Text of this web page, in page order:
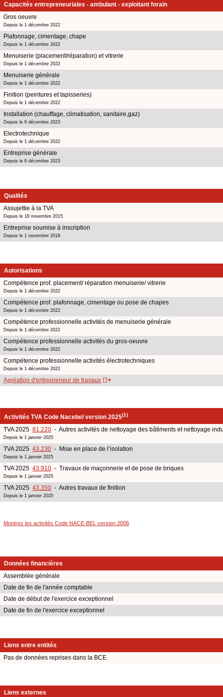
Capacités entrepreneuriales - ambulant - exploitant forain
Gros oeuvre
Depuis le 1 décembre 2022
Plafonnage, cimentage, chape
Depuis le 1 décembre 2022
Menuiserie (placement/réparation) et vitrerie
Depuis le 1 décembre 2022
Menuiserie générale
Depuis le 1 décembre 2022
Finition (peintures et tapisseries)
Depuis le 1 décembre 2022
Installation (chauffage, climatisation, sanitaire,gaz)
Depuis le 6 décembre 2023
Electrotechnique
Depuis le 1 décembre 2022
Entreprise générale
Depuis le 6 décembre 2023
Qualités
Assujettie à la TVA
Depuis le 18 novembre 2015
Entreprise soumise à inscription
Depuis le 1 novembre 2018
Autorisations
Compétence prof. placement/ réparation menuiserie/ vitrerie
Depuis le 1 décembre 2022
Compétence prof. plafonnage, cimentage ou pose de chapes
Depuis le 1 décembre 2022
Compétence professionnelle activités de menuiserie générale
Depuis le 1 décembre 2022
Compétence professionnelle activités du gros-oeuvre
Depuis le 1 décembre 2022
Compétence professionnelle activités électrotechniques
Depuis le 1 décembre 2022
Agréation d'entrepreneur de travaux
Activités TVA Code Nacebel version 2025(1)
TVA 2025 81.220 - Autres activités de nettoyage des bâtiments et nettoyage
Depuis le 1 janvier 2025
TVA 2025 43.230 - Mise en place de l’isolation
Depuis le 1 janvier 2025
TVA 2025 43.910 - Travaux de maçonnerie et de pose de briques
Depuis le 1 janvier 2025
TVA 2025 43.350 - Autres travaux de finition
Depuis le 1 janvier 2025
Montrez les activités Code NACE-BEL version 2008
Données financières
Assemblée générale
Date de fin de l'année comptable
Date de début de l'exercice exceptionnel
Date de fin de l'exercice exceptionnel
Liens entre entités
Pas de données reprises dans la BCE.
Liens externes